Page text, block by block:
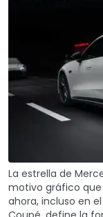
La estrella de
motivo gráfico
ahora, incluso en